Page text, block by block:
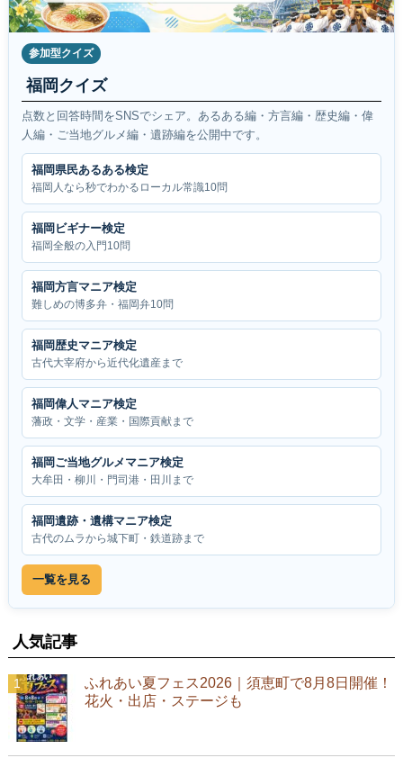
参加型クイズ
福岡クイズ
点数と回答時間をSNSでシェア。あるある編・方言編・歴史編・偉
人編・ご当地グルメ編・遺跡編を公開中です。
福岡県民あるある検定
福岡人なら秒でわかるローカル常識10問
福岡ビギナー検定
福岡全般の入門10問
福岡方言マニア検定
難しめの博多弁・福岡弁10問
福岡歴史マニア検定
古代大宰府から近代化遺産まで
福岡偉人マニア検定
藩政・文学・産業・国際貢献まで
福岡ご当地グルメマニア検定
大牟田・柳川・門司港・田川まで
福岡遺跡・遺構マニア検定
古代のムラから城下町・鉄道跡まで
一覧を見る
人気記事
ふれあい夏フェス2026｜須恵町で8月8日開催！
花火・出店・ステージも